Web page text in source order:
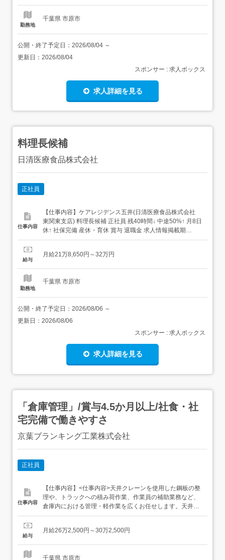
勤務地
千葉県 市原市
公開・終了予定日： 2026/08/04 ～
更新日： 2026/08/04
スポンサー : 求人ボックス
求人詳細を見る
料理長候補
日清医療食品株式会社
正社員
仕事内容
【仕事内容】ケアレジデンス五井(日清医療食品株式会社
東関東支店) 料理長候補 正社員 残40時間↓ 中途50%↑ 月8日
休↑ 社保完備 産休・育休 賞与 退職金 求人情報掲載期
間:2026/07/16～2026/08/13 求人情報 店舗の特徴 年休120
通 小湊鉄道線「五井駅」より...
給与
月給21万8,650円～32万円
勤務地
千葉県 市原市
公開・終了予定日： 2026/08/06 ～
更新日： 2026/08/06
スポンサー : 求人ボックス
求人詳細を見る
「倉庫管理」/賞与4.5か月以上/社食・社
宅完備で働きやすさ
京葉ブランキング工業株式会社
正社員
仕事内容
【仕事内容】<仕事内容>天井クレーンを使用した鋼板の整
理や、トラックへの積み荷作業、作業員の補助業務など、
倉庫内における管理・軽作業を広くお任せします。天井ク
レーンを使用した… 鋼板の整理 トラックの積み荷作業 作
して本社に鋼板を運搬する業務をお願いする場合がありま
給与
月給26万2,500円～30万2,500円
千葉県 市原市